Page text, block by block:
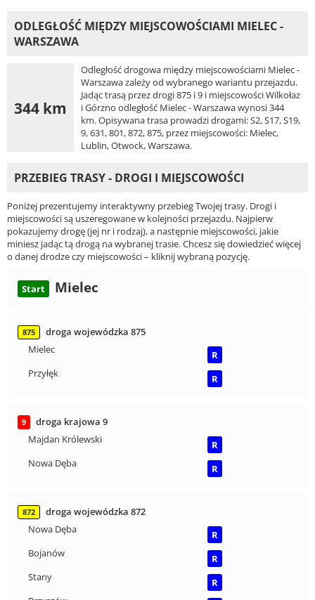
ODLEGŁOŚĆ MIĘDZY MIEJSCOWOŚCIAMI MIELEC -
WARSZAWA
344 km
Odległość drogowa między miejscowościami Mielec -
Warszawa zależy od wybranego wariantu przejazdu.
Jadąc trasą przez drogi 875 i 9 i miejscowości Wilkołaz
i Górzno odległość Mielec - Warszawa wynosi 344
km. Opisywana trasa prowadzi drogami: S2, S17, S19,
9, 631, 801, 872, 875, przez miejscowości: Mielec,
Lublin, Otwock, Warszawa.
PRZEBIEG TRASY - DROGI I MIEJSCOWOŚCI
Poniżej prezentujemy interaktywny przebieg Twojej trasy. Drogi i
miejscowości są uszeregowane w kolejności przejazdu. Najpierw
pokazujemy drogę (jej nr i rodzaj), a następnie miejscowości, jakie
miniesz jadąc tą drogą na wybranej trasie. Chcesz się dowiedzieć więcej
o danej drodze czy miejscowości – kliknij wybraną pozycję.
Start Mielec
875
droga wojewódzka 875
Mielec
R
Przyłęk
R
9
droga krajowa 9
Majdan Królewski
R
Nowa Dęba
R
872
droga wojewódzka 872
Nowa Dęba
R
Bojanów
R
Stany
R